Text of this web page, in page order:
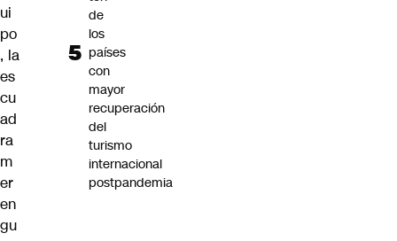
ui
po
, la
es
cu
ad
ra
m
er
en
gu
de
los
países
con
mayor
recuperación
del
turismo
internacional
postpandemia